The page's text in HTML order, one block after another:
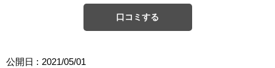
口コミする
公開日 : 2021/05/01